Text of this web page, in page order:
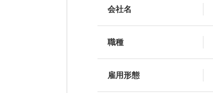
会社名
職種
雇用形態